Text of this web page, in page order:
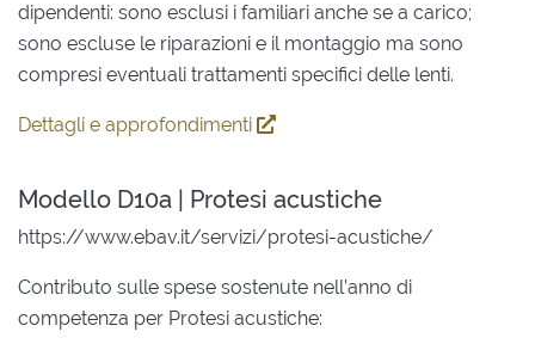
dipendenti: sono esclusi i familiari anche se a carico;
sono escluse le riparazioni e il montaggio ma sono
compresi eventuali trattamenti specifici delle lenti.
Dettagli e approfondimenti
Modello D10a | Protesi acustiche
https://www.ebav.it/servizi/protesi-acustiche/
Contributo sulle spese sostenute nell’anno di
competenza per Protesi acustiche: